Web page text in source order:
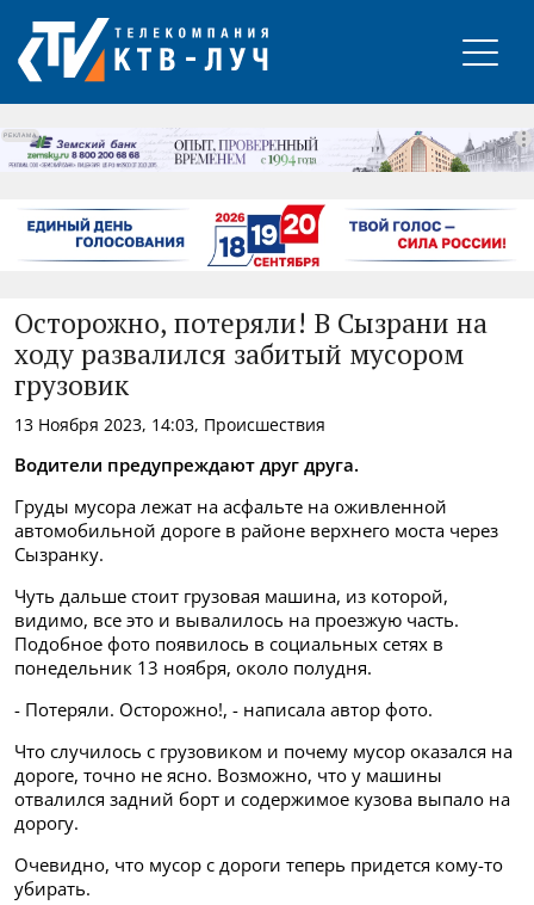
РЕКЛАМА
Осторожно, потеряли! В Сызрани на
ходу развалился забитый мусором
грузовик
13 Ноября 2023, 14:03, Происшествия
Водители предупреждают друг друга.
Груды мусора лежат на асфальте на оживленной
автомобильной дороге в районе верхнего моста через
Сызранку.
Чуть дальше стоит грузовая машина, из которой,
видимо, все это и вывалилось на проезжую часть.
Подобное фото появилось в социальных сетях в
понедельник 13 ноября, около полудня.
- Потеряли. Осторожно!, - написала автор фото.
Что случилось с грузовиком и почему мусор оказался на
дороге, точно не ясно. Возможно, что у машины
отвалился задний борт и содержимое кузова выпало на
дорогу.
Очевидно, что мусор с дороги теперь придется кому-то
убирать.